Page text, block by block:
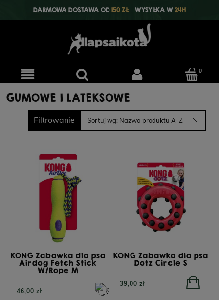
DARMOWA DOSTAWA OD150 ZŁ WYSYŁKA W24H
GUMOWE I LATEKSOWE
Filtrowanie Sortuj wg: Nazwa produktu A-Z
KONG Zabawka dla psa
Airdog Fetch Stick
W/Rope M
46,00 zł
KONG Zabawka dla psa
Dotz Circle S
39,00 zł